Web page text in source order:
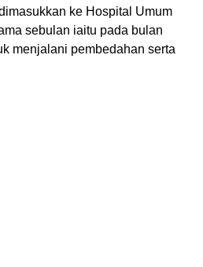
ke Hospital Umum
sebulan iaitu pada bulan
menjalani pembedahan serta